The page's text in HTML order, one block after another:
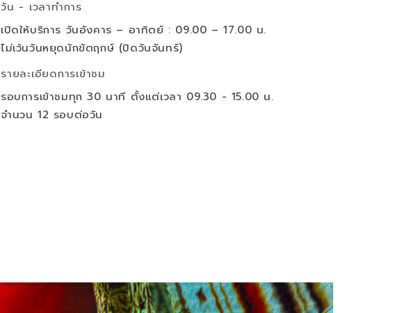
วัน - เวลาทำการ
เปิดให้บริการ วันอังคาร – อาทิตย์ : 09.00 – 17.00 น.
ไม่เว้นวันหยุดนักขัตฤกษ์ (ปิดวันจันทร์)
รายละเอียดการเข้าชม
รอบการเข้าชมทุก 30 นาที ตั้งแต่เวลา 09.30 - 15.00 น.
จำนวน 12 รอบต่อวัน